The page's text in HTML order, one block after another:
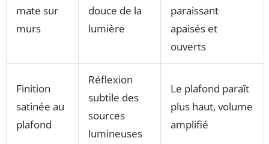
mate sur
murs
douce de la
lumière
paraissant
apaisés et
ouverts
Finition
satinée au
plafond
Réflexion
subtile des
sources
lumineuses
Le plafond paraît
plus haut, volume
amplifié